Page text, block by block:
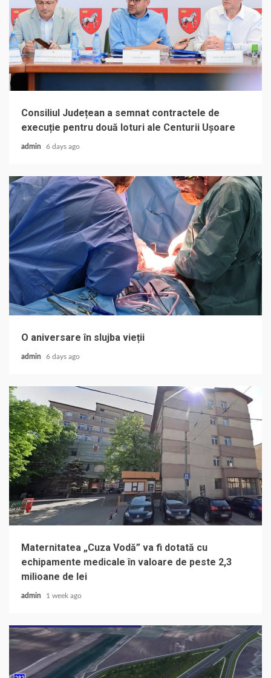
Consiliul Județean a semnat contractele de
execuție pentru două loturi ale Centurii Ușoare
admin 6 days ago
O aniversare în slujba vieții
admin 6 days ago
Maternitatea „Cuza Vodă” va fi dotată cu
echipamente medicale în valoare de peste 2,3
milioane de lei
admin 1 week ago